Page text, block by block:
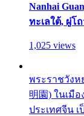
Nanhai
ทะเลใต้, ผู่โ
1,025 views
พระราชวังห
明園) ในเมื
ประเทศจีน